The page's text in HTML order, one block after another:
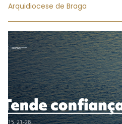
Arquidiocese de Braga